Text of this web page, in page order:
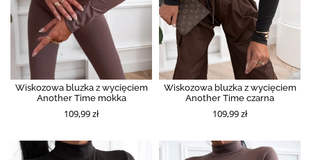
Wiskozowa bluzka z wycięciem
Another Time mokka
109,99 zł
Wiskozowa bluzka z wycięciem
Another Time czarna
109,99 zł